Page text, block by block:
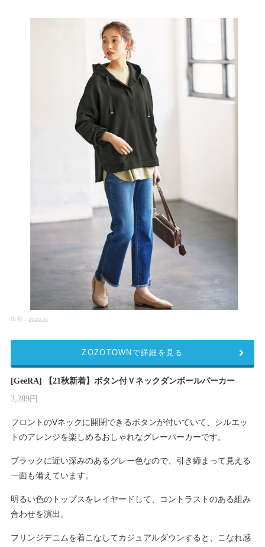
出典： zozo.jp
[GeeRA] 【21秋新着】ボタン付Ｖネックダンボールパーカー
3,289円
フロントのVネックに開閉できるボタンが付いていて、シルエッ
トのアレンジを楽しめるおしゃれなグレーパーカーです。
ブラックに近い深みのあるグレー色なので、引き締まって見える
一面も備えています。
明るい色のトップスをレイヤードして、コントラストのある組み
合わせを演出。
フリンジデニムを着こなしてカジュアルダウンすると、こなれ感
ZOZOTOWNで詳細を見る